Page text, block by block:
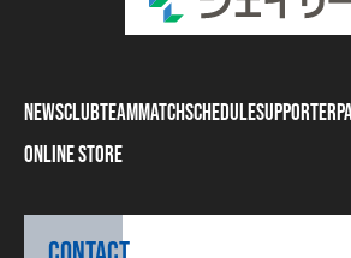
NEWSCLUBTEAMMATCHSCHEDULESUPPORTER
ONLINE STORE